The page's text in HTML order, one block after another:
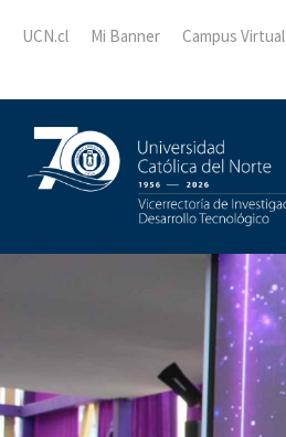
UCN.cl Mi Banner Campus Virtual